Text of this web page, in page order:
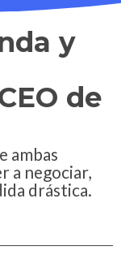
y
de
ambas
a negociar,
drástica.